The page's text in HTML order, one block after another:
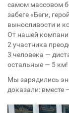
самом массовом
забеге «Беги,
выносливости и
От нашей
2 участника
3 человека —
остальные — 5 км!
Мы зарядились
доказали: вместе